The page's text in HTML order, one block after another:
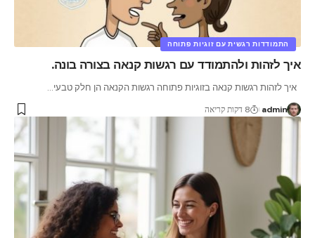
התמודדות רגשית עם זוגיות פתוחה
איך לזהות ולהתמודד עם רגשות קנאה בצורה בונה.
איך לזהות רגשות קנאה בזוגיות פתוחה רגשות הקנאה הן חלק טבעי…
admin 8 דקות קריאה